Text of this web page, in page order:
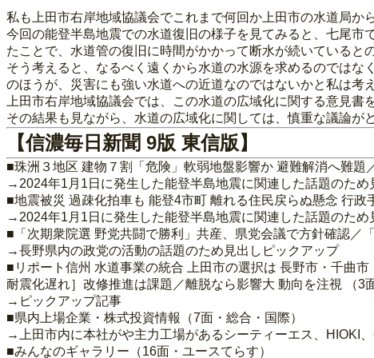
私も上田市右岸地域協議会でこれまで何回か上田市の水道局か
今回の能登半島地震での水道復旧の様子を見てみると、七尾
たことで、水道管の復旧に時間がかかって断水が続いていると
そう考えると、なるべく遠くから水道の水源を求めるのでは
のほうが、災害にも強い水道への近道なのではないかと私は考
上田市右岸地域協議会では、この水道の広域化に関する意見書
その結果も見ながら、水道の広域化に関しては、慎重な議論が
【信濃毎日新聞 9版 東信版】
■珠洲３地区 建物７割「危険」軟弱地盤影響か 避難解消へ難題
→2024年1月1日に発生した能登半島地震に関連した話題のため
■地震被災 過疎化拍車も 能登4市町 離れる住民戻らぬ懸念 行政
→2024年1月1日に発生した能登半島地震に関連した話題のため
■「次期衆院選 野党共闘で勝利」共産、県党会議で方針確認／
→長野県内の政党の活動の話題のため見出しピックアップ
■リポート信州 水道事業の統合 上田市の選択は 長野市・千曲
耐震化遅れ］改修推進は課題／離脱なら影響大 動向を注視 （3
→ピックアップ記事
■県内上場企業・株式投資情報（7面・総合・国際）
→上田市内に本社がや主力工場があるシーティーエス、HIOKI
■みんなのギャラリー（16面・ユースてらす）